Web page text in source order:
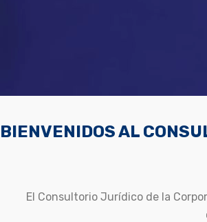
BIENVENIDOS AL
El Consultorio Jurídico de la